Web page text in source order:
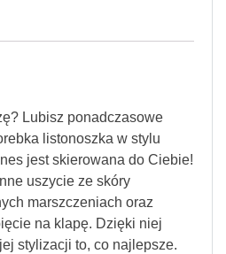
Lubisz ponadczasowe
listonoszka w stylu
jest skierowana do Ciebie!
uszycie ze skóry
marszczeniach oraz
na klapę. Dzięki niej
stylizacji to, co najlepsze.